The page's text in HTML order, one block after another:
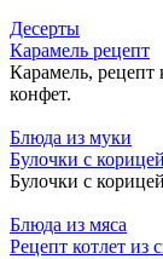
Десерты
Карамель рецепт
Карамель, рецепт
конфет.
Блюда из муки
Булочки с
Булочки с
Блюда из мяса
Рецепт котлет из